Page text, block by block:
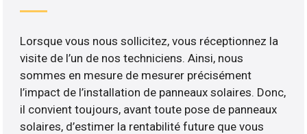
Lorsque vous nous sollicitez, vous réceptionnez la
visite de l’un de nos techniciens. Ainsi, nous
sommes en mesure de mesurer précisément
l’impact de l’installation de panneaux solaires. Donc,
il convient toujours, avant toute pose de panneaux
solaires, d’estimer la rentabilité future que vous